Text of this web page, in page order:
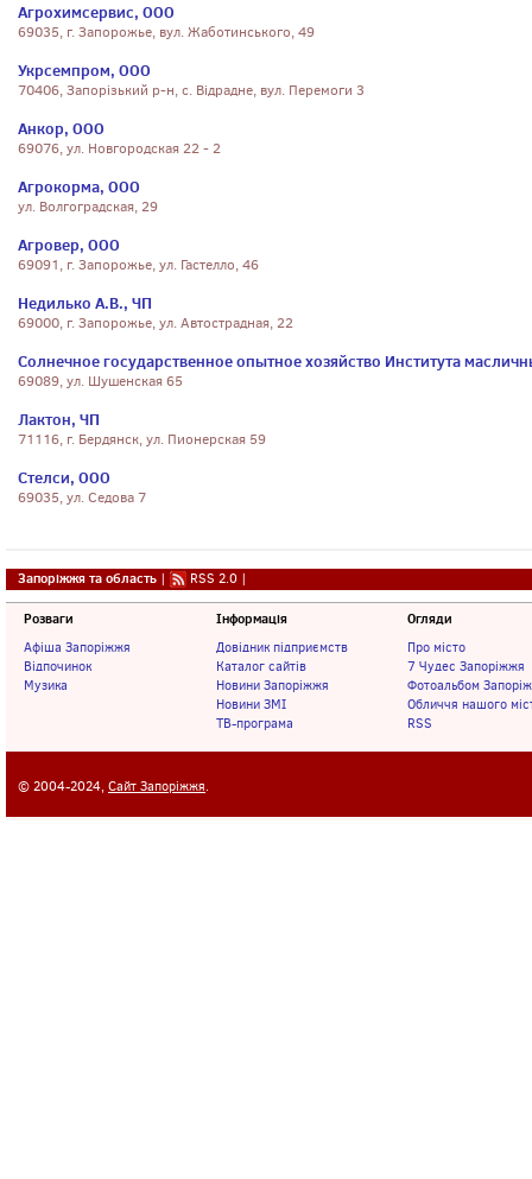
Агрохимсервис, ООО
69035, г. Запорожье, вул. Жаботинського, 49
Укрсемпром, ООО
70406, Запорiзький р-н, с. Вiдрадне, вул. Перемоги 3
Анкор, ООО
69076, ул. Новгородская 22 - 2
Агрокорма, ООО
ул. Волгоградская, 29
Агровер, ООО
69091, г. Запорожье, ул. Гастелло, 46
Недилько А.В., ЧП
69000, г. Запорожье, ул. Автострадная, 22
Солнечное государственное опытное хозяйство Института
69089, ул. Шушенская 65
Лактон, ЧП
71116, г. Бердянск, ул. Пионерская 59
Стелси, ООО
69035, ул. Седова 7
Запоріжжя та область | RSS 2.0 |
Розваги
Афіша Запоріжжя
Відпочинок
Музика
Інформація
Довідник підприємств
Каталог сайтів
Новини Запоріжжя
Новини ЗМІ
ТВ-програма
Огляди
Про місто
7 Чудес Запоріжжя
Фотоальбом
Обличчя нашого
RSS
© 2004-2024, Сайт Запоріжжя.